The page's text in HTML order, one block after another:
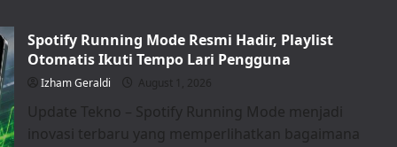
Meluncur,
HP
Rp
3
Jutaan
Baterai
7.000
Spotify Running Mode Resmi Hadir, Playlist
Otomatis Ikuti Tempo Lari Pengguna
Izham Geraldi August 1, 2026
Update Tekno – Spotify Running Mode menjadi
inovasi terbaru yang memperlihatkan bagaimana